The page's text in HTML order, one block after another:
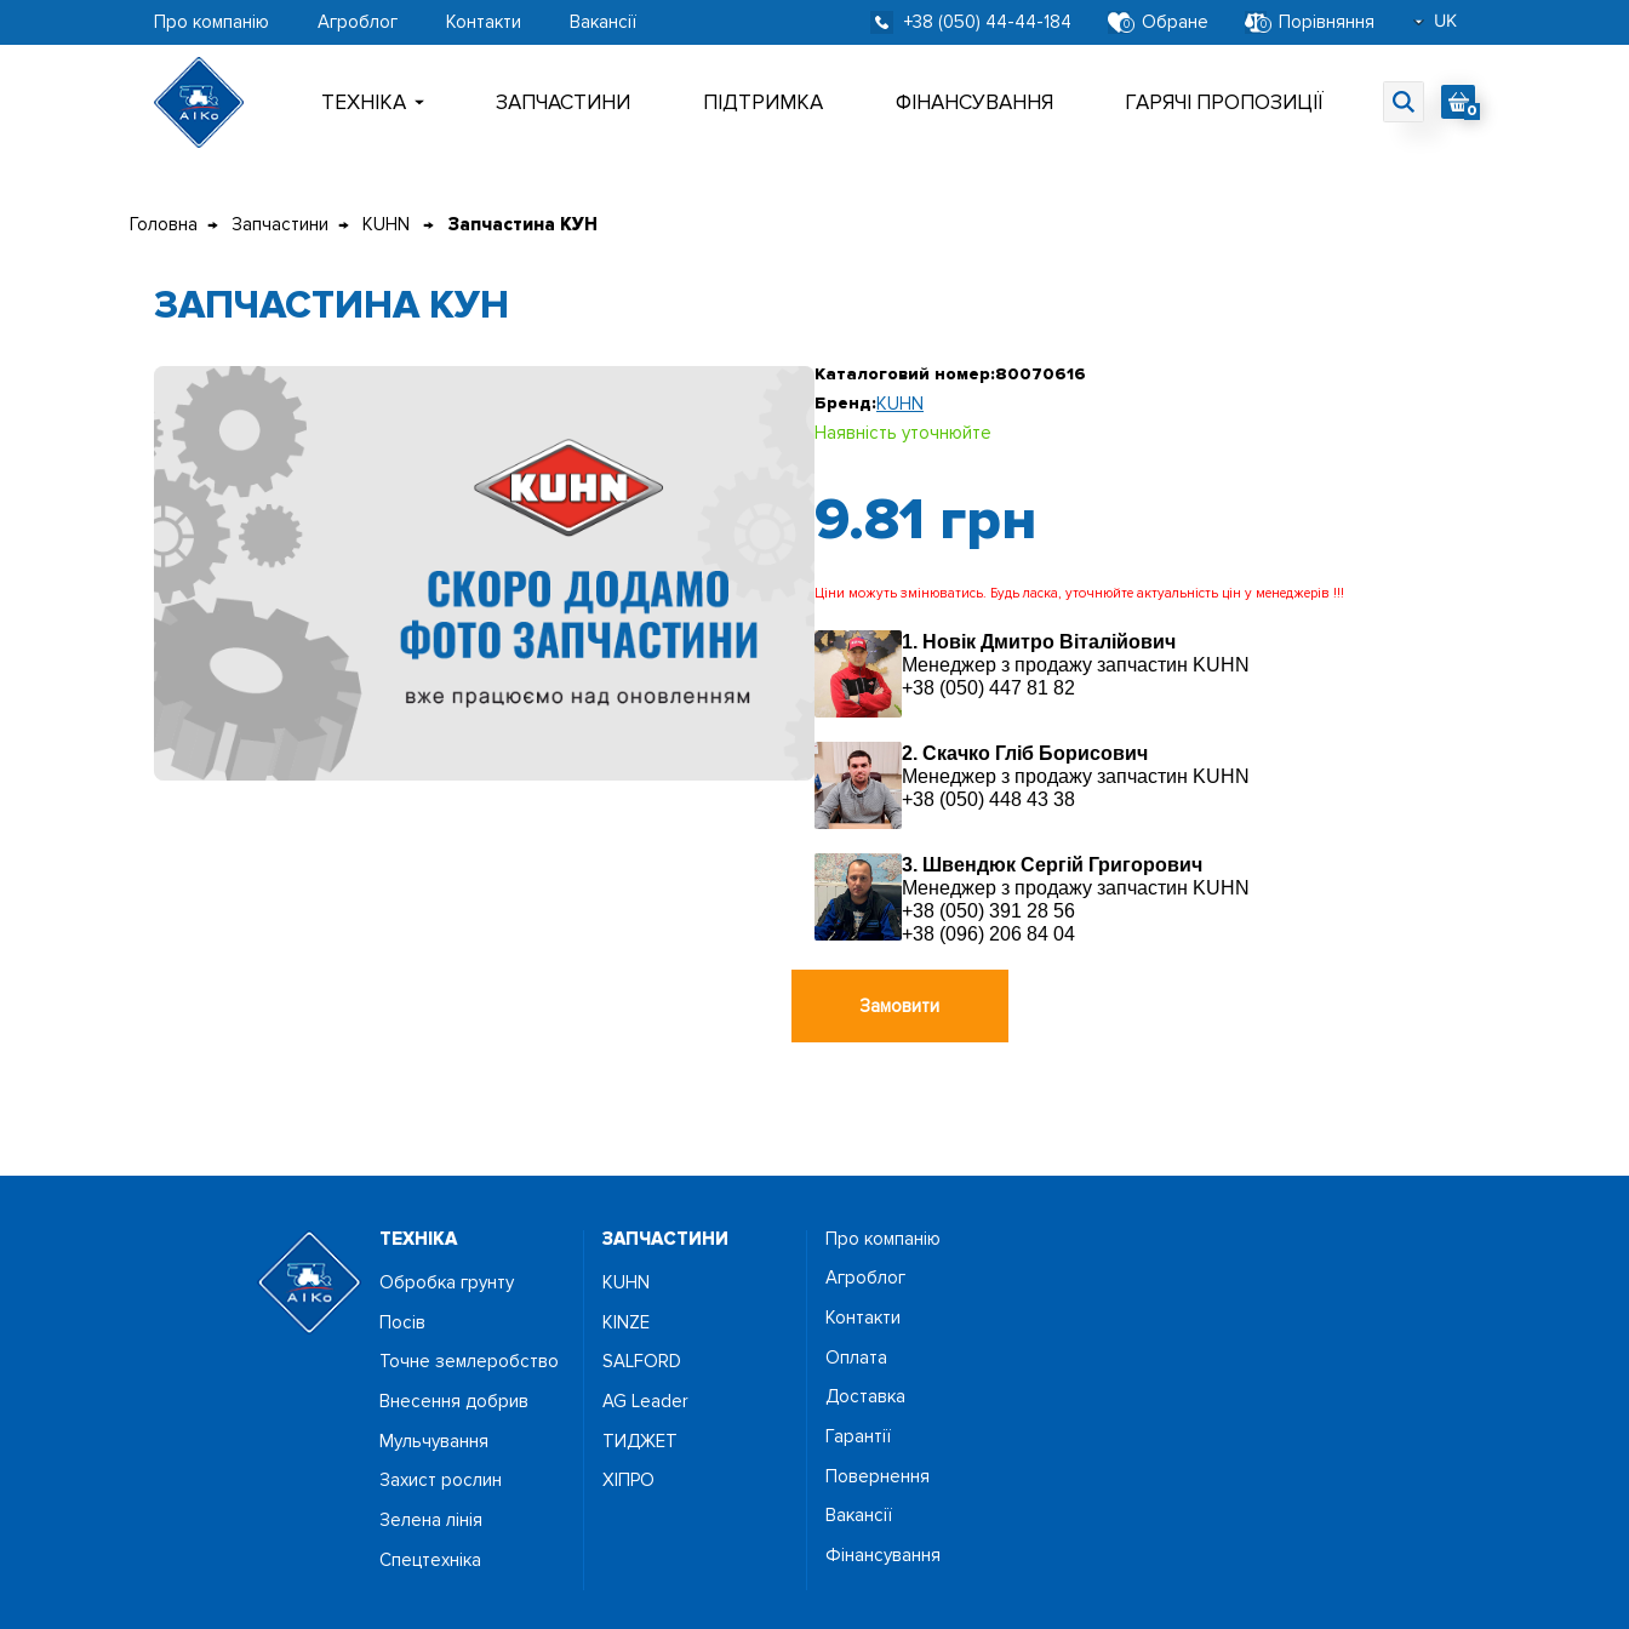
Про компанію Агроблог Контакти Вакансії +38 (050) 44-44-184 0 Обране 0 Порівняння
UK
RU
EN
ТЕХНIКА ЗАПЧАСТИНИ ПІДТРИМКА ФІНАНСУВАННЯ ГАРЯЧІ ПРОПОЗИЦІЇ 0
Головна Запчастини KUHN Запчастина КУН
ЗАПЧАСТИНА КУН
Каталоговий номер:80070616
Бренд:KUHN
Наявність уточнюйте
9.81 грн
Ціни можуть змінюватись. Будь ласка, уточнюйте актуальність цін у менеджерів !!!
1. Новік Дмитро Віталійович
Менеджер з продажу запчастин KUHN
+38 (050) 447 81 82
2. Скачко Гліб Борисович
Менеджер з продажу запчастин KUHN
+38 (050) 448 43 38
3. Швендюк Сергій Григорович
Менеджер з продажу запчастин KUHN
+38 (050) 391 28 56
+38 (096) 206 84 04
Замовити
ТЕХНIКА
Обробка грунту
Посiв
Точне землеробство
Внесення добрив
Мульчування
Захист рослин
Зелена лінія
Спецтехніка
ЗАПЧАСТИНИ
KUHN
KINZE
SALFORD
AG Leader
ТИДЖЕТ
ХІПРО
Про компанію
Агроблог
Контакти
Оплата
Доставка
Гарантії
Повернення
Вакансії
Фінансування